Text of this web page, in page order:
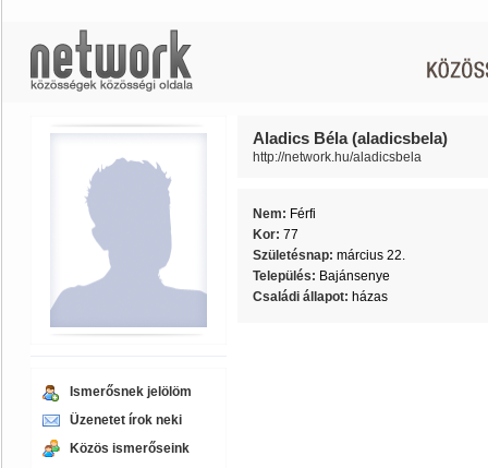
Ismerősnek jelölöm
Üzenetet írok neki
Közös ismerőseink
Aladics Béla (aladicsbela)
http://network.hu/aladicsbela
Nem: Férfi
Kor: 77
Születésnap: március 22.
Település: Bajánsenye
Családi állapot: házas